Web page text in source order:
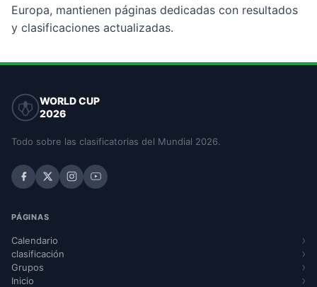
Europa, mantienen páginas dedicadas con resultados
y clasificaciones actualizadas.
WORLD CUP
2026
Todo sobre las clasificatorias del Mundial 2026.
PÁGINAS
Calendario
clasificación
Grupos
Inicio